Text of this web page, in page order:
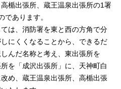
楯出張所、蔵王温泉出張所の1署
であります。
は、消防署を東と西の方角で分
にくくなることから、できるだ
んだ名称と考え、東出張所を
を「成沢出張所」に、天神町白
め、蔵王温泉出張所、高楯出張